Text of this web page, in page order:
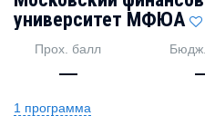
университет МФЮА
Прох. балл
—
1 программа